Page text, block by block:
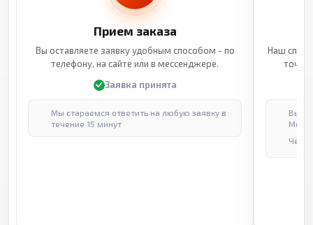
Прием заказа
Вы оставляете заявку удобным способом - по
телефону, на сайте или в мессенджере.
Заявка принята
Мы стараемся ответить на любую заявку в
течение 15 минут
Наш